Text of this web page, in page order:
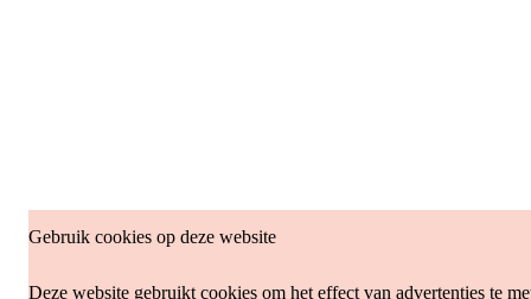
Gebruik cookies op deze website
Deze website gebruikt cookies om het effect van advertenties te